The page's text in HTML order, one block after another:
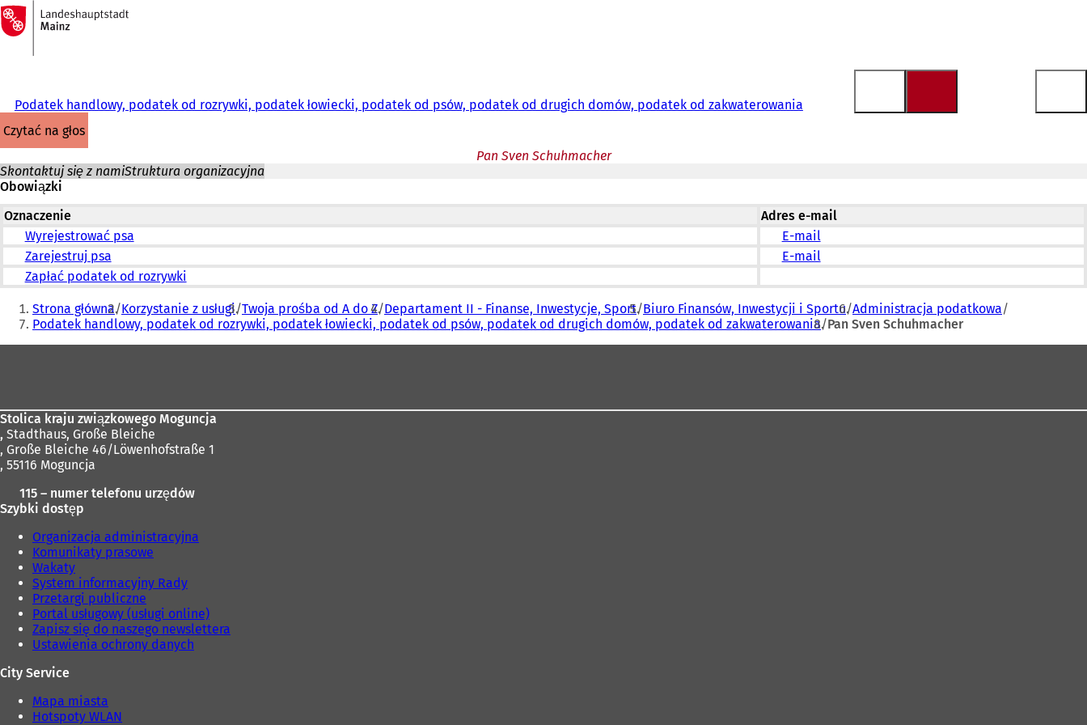
Przejdź do treści
Do
strony
głównej
Podatek handlowy, podatek od rozrywki, podatek łowiecki, podatek od psów, podatek od drugich domów, podatek od zakwaterowania
czytać na głos
Pan Sven Schuhmacher
Skontaktuj się z namiStruktura organizacyjna
Obowiązki
Oznaczenie
Adres e-mail
Wyrejestrować psa
E-mail
Zarejestruj psa
E-mail
Zapłać podatek od rozrywki
Jesteś
tutaj:
Strona główna Korzystanie z usługi Twoja prośba od A do Z Departament II - Finanse, Inwestycje, Sport Biuro Finansów, Inwestycji i Sportu Administracja podatkowa
Podatek handlowy, podatek od rozrywki, podatek łowiecki, podatek od psów, podatek od drugich domów, podatek od zakwaterowania Pan Sven Schuhmacher
Stolica kraju związkowego Moguncja
, Stadthaus, Große Bleiche
, Große Bleiche 46/Löwenhofstraße 1
, 55116 Moguncja
115 – numer telefonu urzędów
Szybki dostęp
Organizacja administracyjna
Komunikaty prasowe
Wakaty
System informacyjny Rady
Przetargi publiczne
Portal usługowy (usługi online)
Zapisz się do naszego newslettera
Ustawienia ochrony danych
City Service
Mapa miasta
Hotspoty WLAN